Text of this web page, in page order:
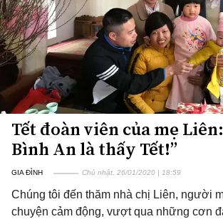
Tết đoàn viên của mẹ
Bình An là thấy Tết!”
GIA ĐÌNH Chủ nhật, 26/01/2020 | 18:59
Chúng tôi đến thăm nhà chị Liên, người
chuyện cảm động, vượt qua những cơn